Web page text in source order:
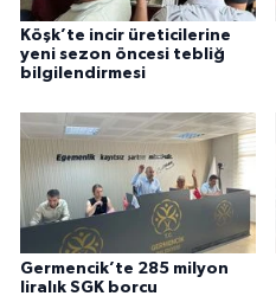
Köşk’te incir üreticilerine
yeni sezon öncesi tebliğ
bilgilendirmesi
Germencik’te 285 milyon
liralık SGK borcu